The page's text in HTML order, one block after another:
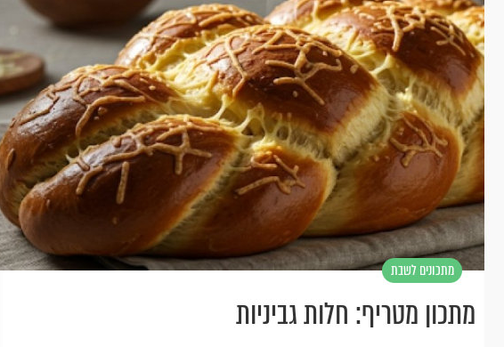
מתכונים לשבת
מתכון מטריף: חלות גביניות